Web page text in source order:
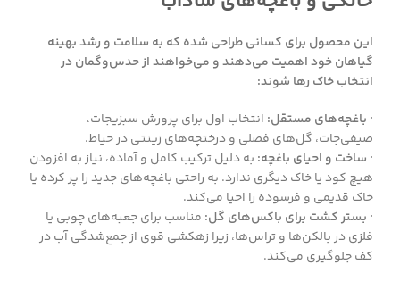
این محصول برای کسانی طراحی شده که به سلامت و رشد بهینه
گیاهان خود اهمیت می‌دهند و می‌خواهند از حدس‌و‌گمان در
انتخاب خاک رها شوند:
· باغچه‌های مستقل: انتخاب اول برای پرورش سبزیجات،
صیفی‌جات، گل‌های فصلی و درختچه‌های زینتی در حیاط.
· ساخت و احیای باغچه: به دلیل ترکیب کامل و آماده، نیاز به افزودن
هیچ کود یا خاک دیگری ندارد. به راحتی باغچه‌های جدید را پر کرده یا
خاک قدیمی و فرسوده را احیا می‌کند.
· بستر کشت برای باکس‌های گل: مناسب برای جعبه‌های چوبی یا
فلزی در بالکن‌ها و تراس‌ها، زیرا زهکشی قوی از جمع‌شدگی آب در
کف جلوگیری می‌کند.